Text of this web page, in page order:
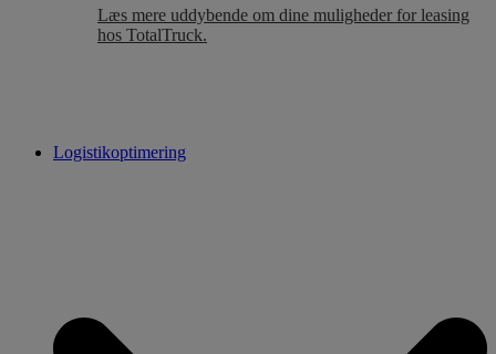
Læs mere uddybende om dine muligheder for leasing
hos TotalTruck.
Logistikoptimering